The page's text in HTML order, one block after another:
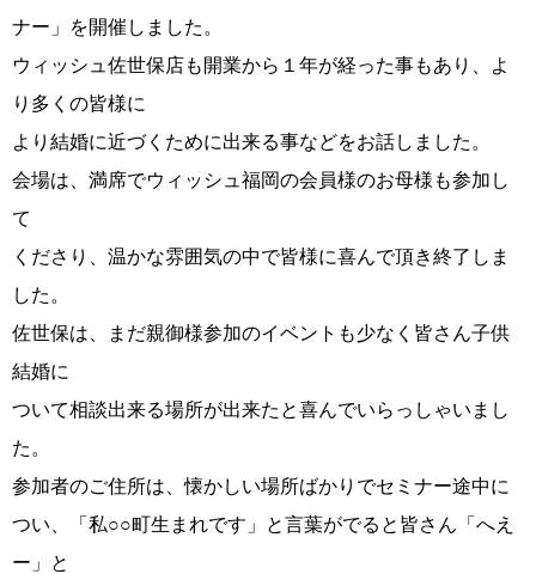
ご来店WEB予約
お問い合わせ
ナー」を開催しました。
ウィッシュ佐世保店も開業から１年が経った事もあり、よ
り多くの皆様に
より結婚に近づくために出来る事などをお話しました。
会場は、満席でウィッシュ福岡の会員様のお母様も参加し
て
くださり、温かな雰囲気の中で皆様に喜んで頂き終了しま
した。
佐世保は、まだ親御様参加のイベントも少なく皆さん子供
結婚に
ついて相談出来る場所が出来たと喜んでいらっしゃいまし
た。
参加者のご住所は、懐かしい場所ばかりでセミナー途中に
つい、「私○○町生まれです」と言葉がでると皆さん「へえ
ー」と